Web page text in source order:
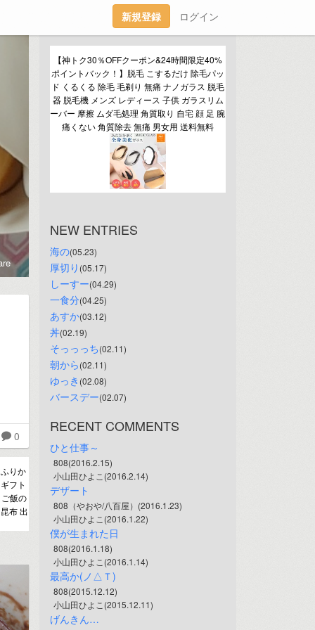
新規登録 ログイン
0
りか
フト
飯の
布 出
【神トク30％OFFクーポン&24時間限定40%
ポイントバック！】脱毛 こするだけ 除毛パッ
ド くるくる 除毛 毛剃り 無痛 ナノガラス 脱毛
器 脱毛機 メンズ レディース 子供 ガラスリム
ーバー 摩擦 ムダ毛処理 角質取り 自宅 顔 足 腕
痛くない 角質除去 無痛 男女用 送料無料
NEW ENTRIES
海の(05.23)
厚切り (05.17)
しーすー(04.29)
一食分(04.25)
あすか(03.12)
丼(02.19)
そっっっち(02.11)
朝から(02.11)
ゆっき (02.08)
バースデー(02.07)
RECENT COMMENTS
ひと仕事～
808(2016.2.15)
小山田ひよこ(2016.2.14)
デザート
808（やおや/八百屋）(2016.1.23)
小山田ひよこ(2016.1.22)
僕が生まれた日
808(2016.1.18)
小山田ひよこ(2016.1.14)
最高か(ノ△Ｔ)
808(2015.12.12)
小山田ひよこ(2015.12.11)
げんきん…